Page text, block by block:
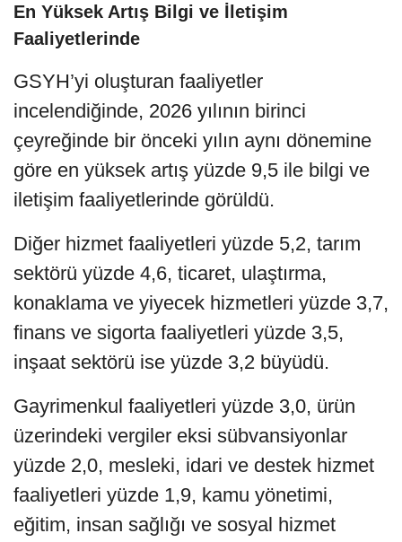
En Yüksek Artış Bilgi ve İletişim
Faaliyetlerinde
GSYH’yi oluşturan faaliyetler
incelendiğinde, 2026 yılının birinci
çeyreğinde bir önceki yılın aynı dönemine
göre en yüksek artış yüzde 9,5 ile bilgi ve
iletişim faaliyetlerinde görüldü.
Diğer hizmet faaliyetleri yüzde 5,2, tarım
sektörü yüzde 4,6, ticaret, ulaştırma,
konaklama ve yiyecek hizmetleri yüzde 3,7,
finans ve sigorta faaliyetleri yüzde 3,5,
inşaat sektörü ise yüzde 3,2 büyüdü.
Gayrimenkul faaliyetleri yüzde 3,0, ürün
üzerindeki vergiler eksi sübvansiyonlar
yüzde 2,0, mesleki, idari ve destek hizmet
faaliyetleri yüzde 1,9, kamu yönetimi,
eğitim, insan sağlığı ve sosyal hizmet